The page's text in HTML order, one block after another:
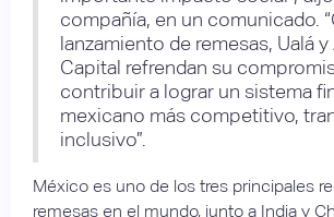
compañía, en un comunicado.
lanzamiento de remesas, Ualá y
Capital refrendan su
contribuir a lograr un sistema
mexicano más competitivo,
inclusivo”.
México es uno de los tres principales
remesas en el mundo, junto a India y